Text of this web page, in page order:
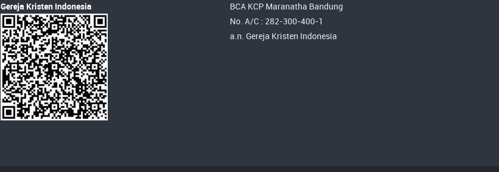
Gereja Kristen Indonesia
BCA KCP Maranatha Bandung
No. A/C : 282-300-400-1
a.n. Gereja Kristen Indonesia